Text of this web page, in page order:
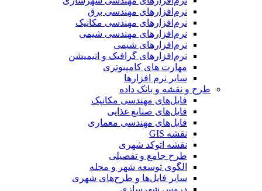
نرم‌افزارهای مهندسی برق
نرم‌افزارهای مهندسی مکانیک
نرم‌افزارهای مهندسی شیمی
نرم‌افزارهای شیمی
نرم‌افزارهای گرافیک و انیمیشن
مهارت های کامپیوتری
سایر نرم افزارها
طرح و نقشه و بانک داده
فایل‌های مهندسی مکانیک
فایل‌های صنایع غذایی
فایل‌های مهندسی معماری
نقشه GIS
نقشه اتوکد شهری
طرح جامع و تفصیلی
الگوی توسعه شهر و محله
سایر فایل‌ها و طرح‌های شهری
دروس شهرسازی